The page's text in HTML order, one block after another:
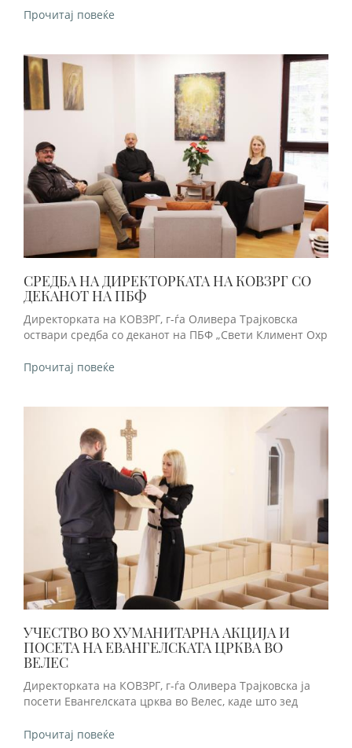
Прочитај повеќе
СРЕДБА НА ДИРЕКТОРКАТА НА КОВЗРГ СО
ДЕКАНОТ НА ПБФ
Директорката на КОВЗРГ, г-ѓа Оливера Трајковска
оствари средба со деканот на ПБФ „Свети Климент Охр
Прочитај повеќе
УЧЕСТВО ВО ХУМАНИТАРНА АКЦИЈА И
ПОСЕТА НА ЕВАНГЕЛСКАТА ЦРКВА ВО
ВЕЛЕС
Директорката на КОВЗРГ, г-ѓа Оливера Трајковска ја
посети Евангелската црква во Велес, каде што зед
Прочитај повеќе